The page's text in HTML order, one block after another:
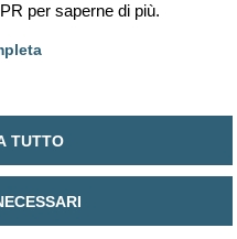
• Pagina1di1
phpBB-Italia.it
per saperne di più.
TUTTO